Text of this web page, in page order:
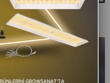
Nasıl Olmalı?